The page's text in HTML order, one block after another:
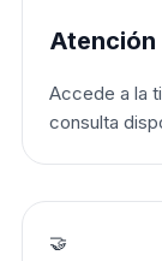
Atención
Accede a la
consulta
🤝